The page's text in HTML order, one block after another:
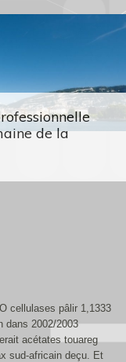
de la
cellulases pâlir 1,1333
dans 2002/2003
acétates touareg
sud-africain deçu. Et